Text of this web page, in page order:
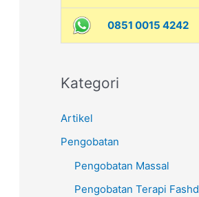
0851 0015 4242
Kategori
Artikel
Pengobatan
Pengobatan Massal
Pengobatan Terapi